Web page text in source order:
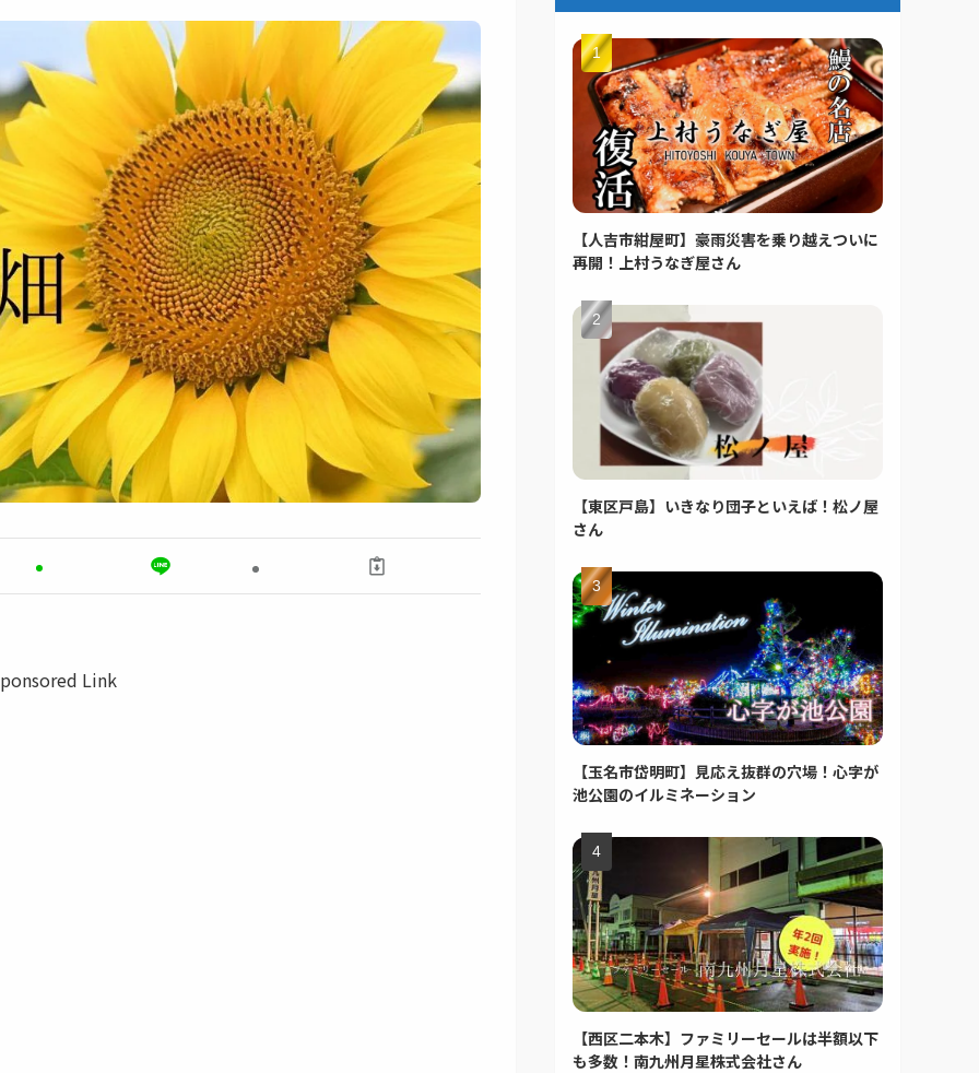
Link
【人吉市紺屋町】豪雨災害を乗り越えついに
再開！上村うなぎ屋さん
【東区戸島】いきなり団子といえば！松ノ屋
さん
【玉名市岱明町】見応え抜群の穴場！心字が
池公園のイルミネーション
【西区二本木】ファミリーセールは半額以下
も多数！南九州月星株式会社さん